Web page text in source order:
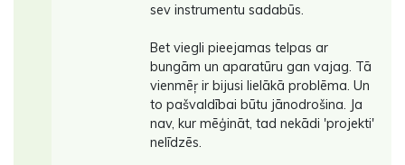
sev instrumentu sadabūs.
Bet viegli pieejamas telpas ar
bungām un aparatūru gan vajag. Tā
vienmēŗ ir bijusi lielākā problēma. Un
to pašvaldībai būtu jānodrošina. Ja
nav, kur mēģināt, tad nekādi 'projekti'
nelīdzēs.